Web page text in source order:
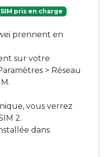
pris en charge
prennent en
sur votre
> Réseau
vous verrez
2.
dans